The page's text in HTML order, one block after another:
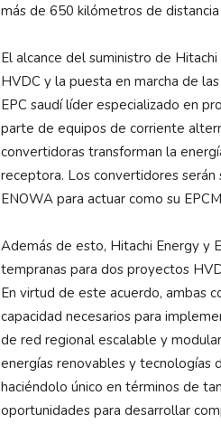
más de 650 kilómetros de
El alcance del suministro de
HVDC y la puesta en marcha de
EPC saudí líder especializado en
parte de equipos de corriente
convertidoras transforman la
receptora. Los convertidores
ENOWA para actuar como su
Además de esto, Hitachi Energy y
tempranas para dos proyectos
En virtud de este acuerdo, ambas
capacidad necesarios para
de red regional escalable y
energías renovables y tecnologías
haciéndolo único en términos de
oportunidades para desarrollar